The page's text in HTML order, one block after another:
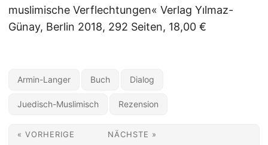
muslimische Verflechtungen« Verlag Yılmaz-
Günay, Berlin 2018, 292 Seiten, 18,00 €
Armin-Langer Buch Dialog
Juedisch-Muslimisch Rezension
« VORHERIGE NÄCHSTE »